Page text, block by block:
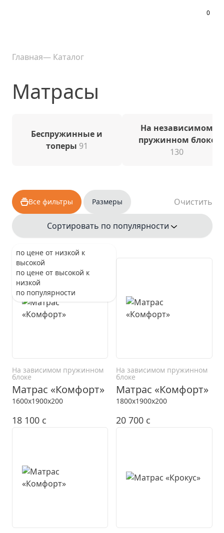
0
Главная— Каталог
Матрасы
Беспружинные и
топеры 91
На независимом
пружинном блоке
130
Все фильтры Размеры Очистить
Сортировать по популярности
по цене от низкой к
высокой
по цене от высокой к
низкой
по популярности
На зависимом пружинном
блоке
Матрас «Комфорт»
1600x1900x200
18 100 c
На зависимом пружинном
блоке
Матрас «Комфорт»
1800x1900x200
20 700 c